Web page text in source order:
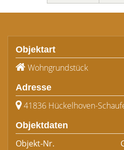
Objektart
Wohngrundstück
Adresse
41836 Hückelhoven-
Objektdaten
Objekt-Nr.